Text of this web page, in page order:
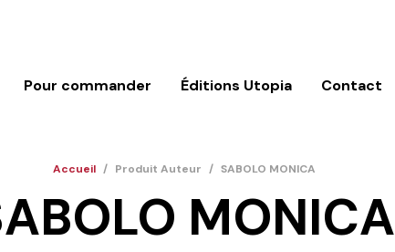
Pour commander Éditions Utopia Contact
Accueil / Produit Auteur / SABOLO MONICA
MONICA